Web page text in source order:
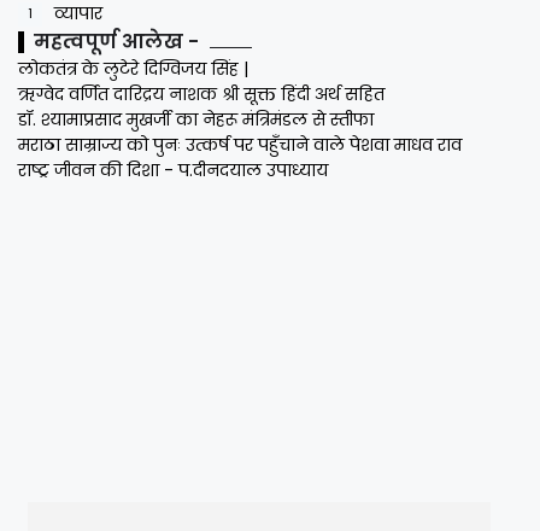
1 व्यापार
महत्वपूर्ण आलेख -
लोकतंत्र के लुटेरे दिग्विजय सिंह |
ऋग्वेद वर्णित दारिद्रय नाशक श्री सूक्त हिंदी अर्थ सहित
डॉ. श्यामाप्रसाद मुखर्जी का नेहरू मंत्रिमंडल से स्तीफा
मराठा साम्राज्य को पुनः उत्कर्ष पर पहुँचाने वाले पेशवा माधव राव
राष्ट्र जीवन की दिशा - प.दीनदयाल उपाध्याय